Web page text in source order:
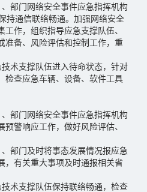
门网络安全事件应急指挥机构
持通信联络畅通。加强网络安全
作，组织指导应急支撑队伍、
准备、风险评估和控制工作，重
支撑队伍进入待命状态，针对
检查应急车辆、设备、软件工具
门网络安全事件应急指挥机构
警响应工作，做好风险评估、
门及时将事态发展情况报应急
，有关重大事项及时通报相关省
支撑队伍保持联络畅通，检查